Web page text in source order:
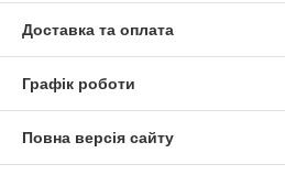
Доставка та оплата
Графік роботи
Повна версія сайту